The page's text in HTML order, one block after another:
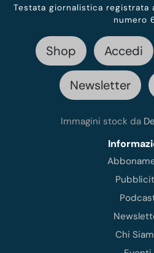
Testata giornalistica registrata
numero
Shop Accedi
Newsletter
Immagini stock da
Chi